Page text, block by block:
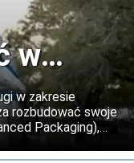
w
w zakresie
rozbudować swoje
Packaging),